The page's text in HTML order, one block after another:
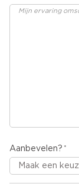
Aanbevelen?